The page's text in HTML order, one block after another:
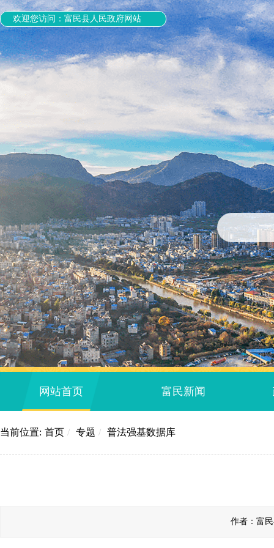
欢迎您访问：富民县人民政府网站
网站首页 富民新闻
当前位置: 首页 / 专题 / 普法强基数据库
作者：富